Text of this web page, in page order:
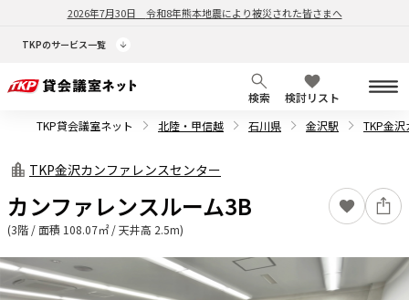
2026年7月30日 令和8年熊本地震により被災された皆さまへ
TKPのサービス一覧
検索
検討リスト
TKP貸会議室ネット
北陸・甲信越 石川県 金沢駅 TKP金
TKP金沢カンファレンスセンター
カンファレンスルーム3B
(3階 / 面積 108.07㎡ / 天井高 2.5m)